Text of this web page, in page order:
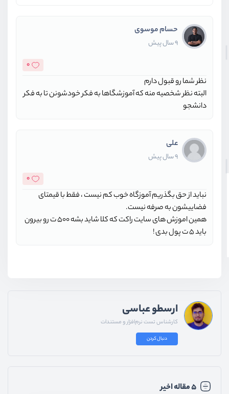
حسام موسوی
9 سال پیش
0
نظر شما رو قبول دارم
البته نظر شخصیه منه که آموزشگاها به فکر خودشونن تا به فکر
دانشجو
علی
9 سال پیش
0
نباید از حق بگذریم آموزگاه خوب کم نیست ، فقط با قیمتای
فضاییشون به صرفه نیست.
همین اموزش های سایت راکت که کلا شاید بشه 500 ت رو بیرون
باید 5 ت پول بدی !
ارسطو عباسی
کارشناس تست نرم‌افزار و مستندات
دنبال کردن
۵ مقاله اخیر